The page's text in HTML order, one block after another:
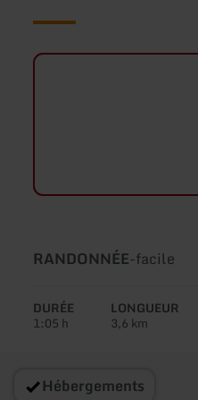
Type
circuit:
RANDONNÉE-Difficulté:
facile
DURÉE
1:05 h
LONGUEUR
3,6 km
Hébergements